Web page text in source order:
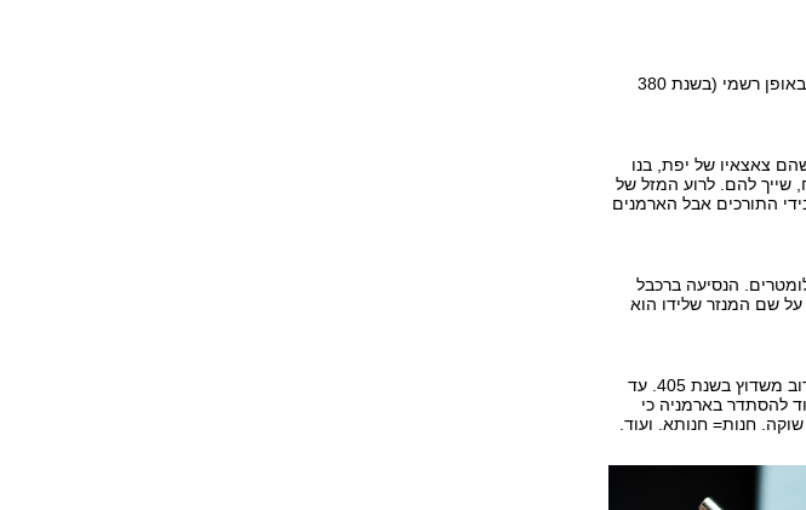
תתפלאו, אבל הרבה לפני שהרומאים אימצו את הנצרות באופן רשמי (בשנת 380
צאצאיו של יפת, בנו
שייך להם. לרוע המזל של
התורכים אבל הארמנים
מרהיב מהמאה התשיעית ואורכו 5.7 קילומטרים. הנסיעה ברכבל
– על שם המנזר שלידו הוא
בכתב הארמני יש 36 אותיות והמציא אותו נזיר בשם מסרוב משדוץ בשנת 405. עד
להסתדר בארמניה כי
חנות= חנותא. ועוד.